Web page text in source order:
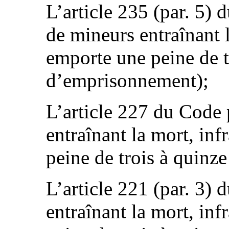
L’article 235 (par. 5)
de mineurs
emporte une peine de
d’emprisonnement);
L’article 227 du
entraînant la mort,
peine de trois à
L’article 221 (par. 3)
entraînant la mort,